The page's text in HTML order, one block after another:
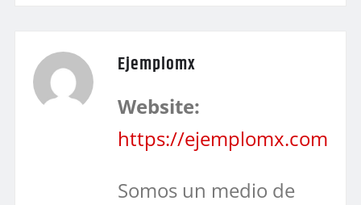
Ejemplomx
Website:
https://ejemplomx.com
Somos un medio de